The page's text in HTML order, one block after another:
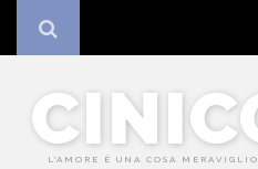
Io
Il sito
L'AMORE È UNA COSA